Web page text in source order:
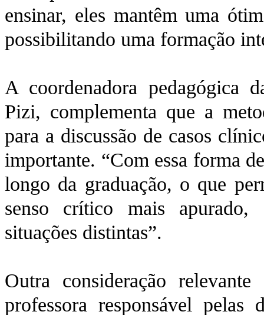
ensinar, eles mantêm uma
possibilitando uma formação
A coordenadora pedagógica
Pizi, complementa que a
para a discussão de casos
importante. “Com essa forma
longo da graduação, o que
senso crítico mais apurado,
situações distintas”.
Outra consideração
professora responsável